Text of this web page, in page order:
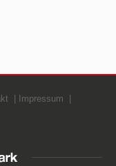
Impressum